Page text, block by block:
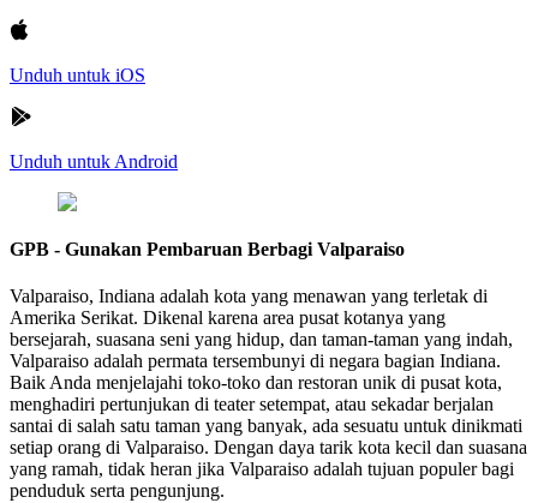
Unduh untuk iOS
Unduh untuk Android
GPB - Gunakan Pembaruan Berbagi Valparaiso
Valparaiso, Indiana adalah kota yang menawan yang terletak di
Amerika Serikat. Dikenal karena area pusat kotanya yang
bersejarah, suasana seni yang hidup, dan taman-taman yang indah,
Valparaiso adalah permata tersembunyi di negara bagian Indiana.
Baik Anda menjelajahi toko-toko dan restoran unik di pusat kota,
menghadiri pertunjukan di teater setempat, atau sekadar berjalan
santai di salah satu taman yang banyak, ada sesuatu untuk dinikmati
setiap orang di Valparaiso. Dengan daya tarik kota kecil dan suasana
yang ramah, tidak heran jika Valparaiso adalah tujuan populer bagi
penduduk serta pengunjung.